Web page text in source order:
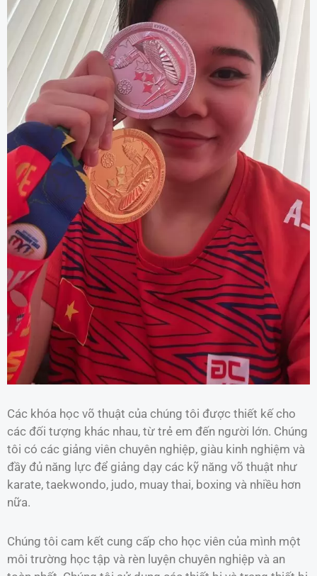
Các khóa học võ thuật của chúng tôi được thiết kế cho
các đối tượng khác nhau, từ trẻ em đến người lớn. Chúng
tôi có các giảng viên chuyên nghiệp, giàu kinh nghiệm và
đầy đủ năng lực để giảng dạy các kỹ năng võ thuật như
karate, taekwondo, judo, muay thai, boxing và nhiều hơn
nữa.
Chúng tôi cam kết cung cấp cho học viên của mình một
môi trường học tập và rèn luyện chuyên nghiệp và an